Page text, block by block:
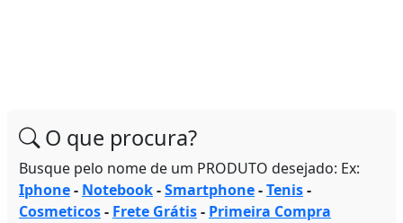
O que procura?
Busque pelo nome de um PRODUTO desejado: Ex:
Iphone- Notebook-Smartphone-Tenis-
Cosmeticos- Frete Grátis- Primeira Compra